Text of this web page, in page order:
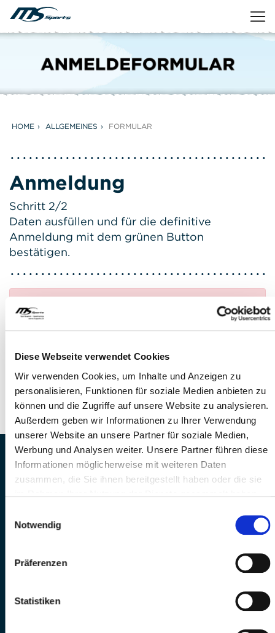
Diese Webseite verwendet Cookies
Wir verwenden Cookies, um Inhalte und Anzeigen zu
personalisieren, Funktionen für soziale Medien anbieten zu
können und die Zugriffe auf unsere Website zu analysieren.
Außerdem geben wir Informationen zu Ihrer Verwendung
unserer Website an unsere Partner für soziale Medien,
Werbung und Analysen weiter. Unsere Partner führen diese
Informationen möglicherweise mit weiteren Daten
zusammen, die Sie ihnen bereitgestellt haben oder die sie
Notwendig
Präferenzen
Statistiken
HOME ALLGEMEINES FORMULAR
Anmeldung
Schritt 2/2
Daten ausfüllen und für die definitive
Anmeldung mit dem grünen Button
bestätigen.
Anlass gefunden werden
E-Mail: info@mssports.ch
MS Sports AG • Sonnenrain 3b • CH-6221
Rickenbach
MS Sports folgen